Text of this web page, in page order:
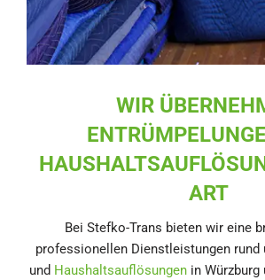
WIR
ART
Bei Stefko-Trans bieten wir eine
professionellen Dienstleistungen rund
und Haushaltsauflösungenin Würzburg